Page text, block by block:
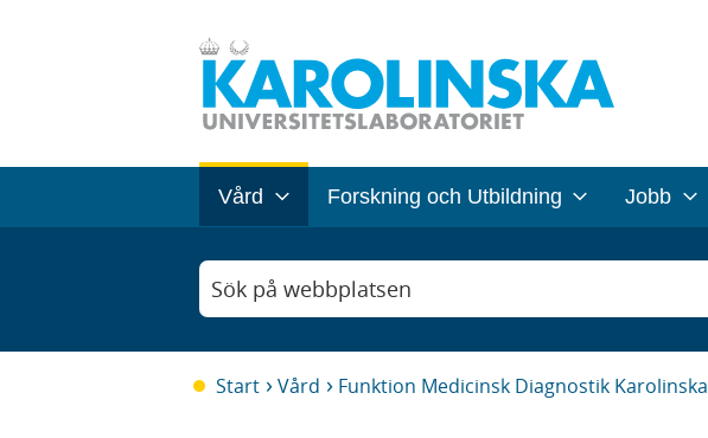
Vård Forskning och Utbildning Jobb
Sök på webbplatsen
Start Vård Funktion Medicinsk Diagnostik Karolinska